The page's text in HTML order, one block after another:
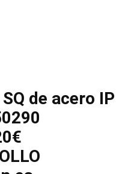
de acero IP